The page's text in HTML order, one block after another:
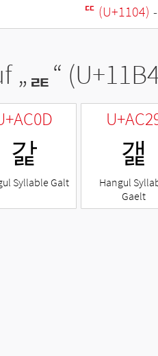
ᄄ (U+1104) -
„ᆴ“
갍
Syllable Galt
갩
Hangul
Gaelt